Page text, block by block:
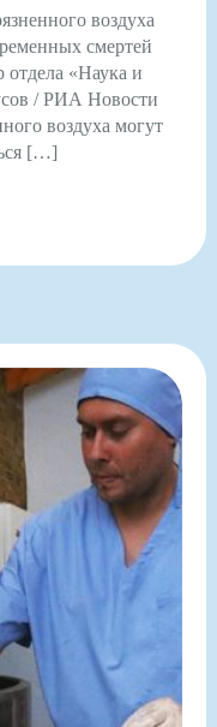
воздуха
смертей
отдела «Наука и
/ РИА Новости
воздуха могут
[…]